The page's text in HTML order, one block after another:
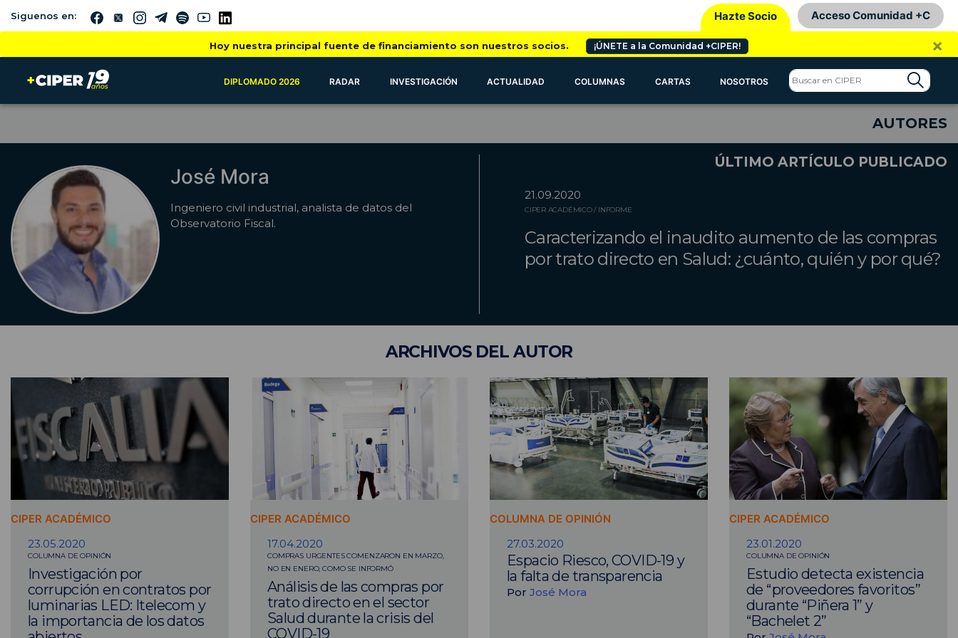
Siguenos en: Hazte Socio Acceso Comunidad +C
Hoy nuestra principal fuente de financiamiento son nuestros socios. ¡ÚNETE a la Comunidad +CIPER! ×
DIPLOMADO 2026 RADAR INVESTIGACIÓN ACTUALIDAD COLUMNAS CARTAS NOSOTROS
AUTORES
José Mora
Ingeniero civil industrial, analista de datos del
Observatorio Fiscal.
ÚLTIMO ARTÍCULO PUBLICADO
21.09.2020
CIPER ACADÉMICO / INFORME
Caracterizando el inaudito aumento de las compras
por trato directo en Salud: ¿cuánto, quién y por qué?
ARCHIVOSDEL AUTOR
CIPER ACADÉMICO
23.05.2020
COLUMNA DE OPINIÓN
Investigación por
corrupción en contratos por
luminarias LED: Itelecom y
la importancia de los datos
CIPER ACADÉMICO
17.04.2020
COMPRAS URGENTES COMENZARON EN MARZO,
NO EN ENERO, COMO SE INFORMÓ
Análisis de las compras por
trato directo en el sector
Salud durante la crisis del
COVID-19
COLUMNA DE OPINIÓN
27.03.2020
Espacio Riesco, COVID-19 y
la falta de transparencia
Por José Mora
CIPER ACADÉMICO
23.01.2020
COLUMNA DE OPINIÓN
Estudio detecta existencia
de “proveedores favoritos”
durante “Piñera 1” y
“Bachelet 2”